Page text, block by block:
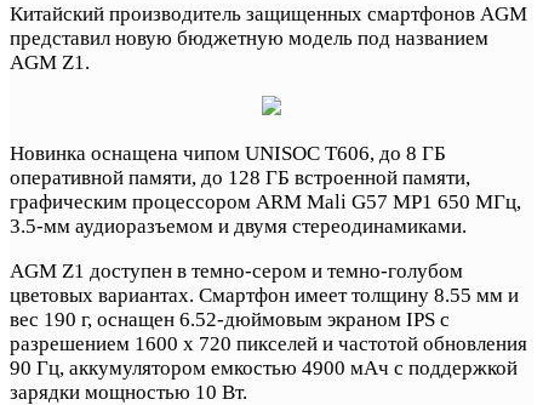
Китайский производитель защищенных смартфонов AGM
представил новую бюджетную модель под названием
AGM Z1.
Новинка оснащена чипом UNISOC T606, до 8 ГБ
оперативной памяти, до 128 ГБ встроенной памяти,
графическим процессором ARM Mali G57 MP1 650 МГц,
3.5-мм аудиоразъемом и двумя стереодинамиками.
AGM Z1 доступен в темно-сером и темно-голубом
цветовых вариантах. Смартфон имеет толщину 8.55 мм и
вес 190 г, оснащен 6.52-дюймовым экраном IPS с
разрешением 1600 x 720 пикселей и частотой обновления
90 Гц, аккумулятором емкостью 4900 мАч с поддержкой
зарядки мощностью 10 Вт.